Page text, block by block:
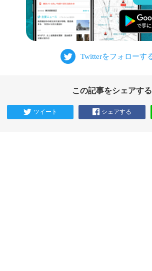
この記事をシェアする
ツイート シェアする